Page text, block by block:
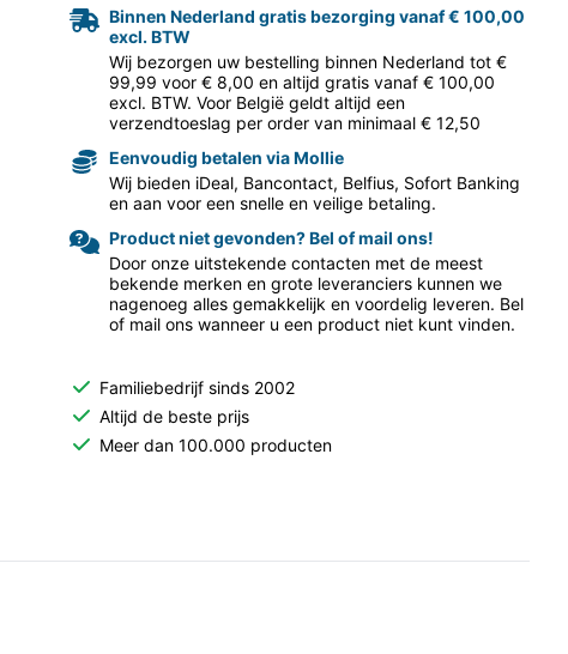
Naar volgende
Binnen Nederland gratis bezorging vanaf € 100,00
excl. BTW
Wij bezorgen uw bestelling binnen Nederland tot €
99,99 voor € 8,00 en altijd gratis vanaf € 100,00
excl. BTW. Voor België geldt altijd een
verzendtoeslag per order van minimaal € 12,50
Eenvoudig betalen via Mollie
Wij bieden iDeal, Bancontact, Belfius, Sofort Banking
en aan voor een snelle en veilige betaling.
Product niet gevonden? Bel of mail ons!
Door onze uitstekende contacten met de meest
bekende merken en grote leveranciers kunnen we
nagenoeg alles gemakkelijk en voordelig leveren. Bel
of mail ons wanneer u een product niet kunt vinden.
Familiebedrijf sinds 2002
Altijd de beste prijs
Meer dan 100.000 producten